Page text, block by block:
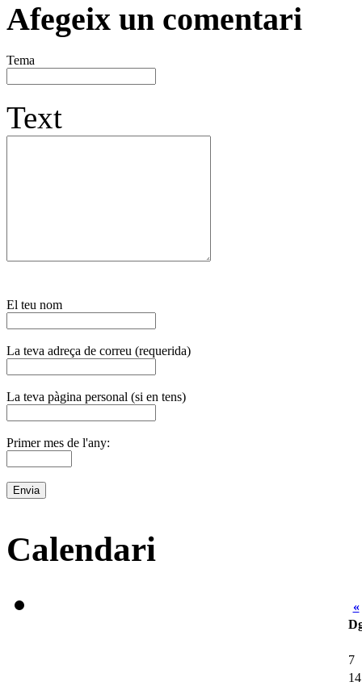
Afegeix un comentari
Tema
Text
El teu nom
La teva adreça de correu (requerida)
La teva pàgina personal (si en tens)
Primer mes de l'any:
Calendari
«
7
14